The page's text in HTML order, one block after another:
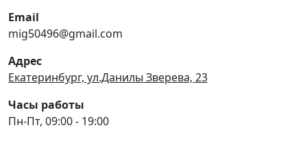
Email
mig50496@gmail.com
Адрес
Екатеринбург, ул.Данилы Зверева, 23
Часы работы
Пн-Пт, 09:00 - 19:00